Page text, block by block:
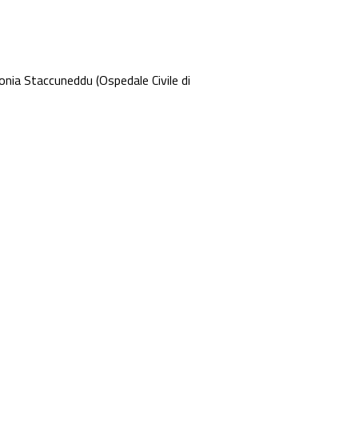
Staccuneddu (Ospedale Civile di